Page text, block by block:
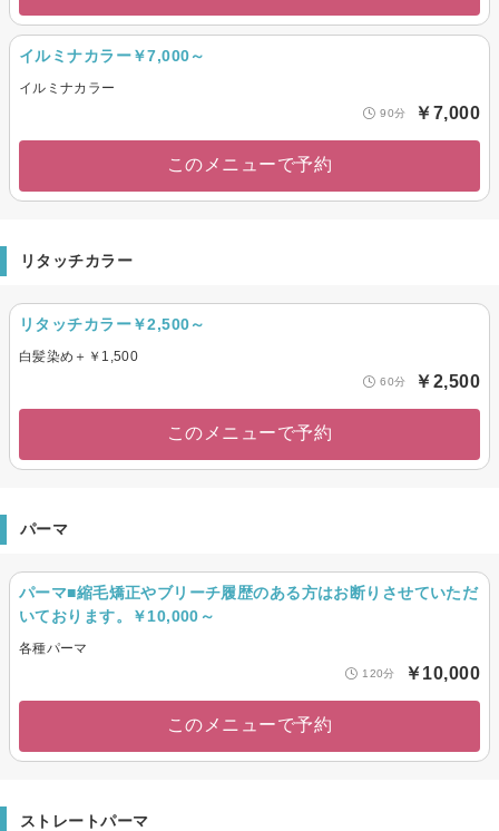
イルミナカラー￥7,000～
イルミナカラー
90分 ￥7,000
このメニューで予約
リタッチカラー
リタッチカラー￥2,500～
白髪染め＋￥1,500
60分 ￥2,500
このメニューで予約
パーマ
パーマ■縮毛矯正やブリーチ履歴のある方はお断りさせていただ
いております。￥10,000～
各種パーマ
120分 ￥10,000
このメニューで予約
ストレートパーマ